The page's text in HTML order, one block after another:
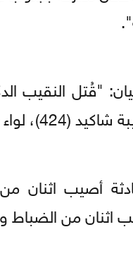
معركة بجنوب لبنان".
أصيب اثنان
اثنان من